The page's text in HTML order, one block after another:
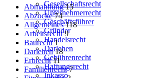
Gesellschaftsrecht
Unternehmerrecht
Geschäftsführer
Gründer
Handelsrecht
Darlehen
Gebührenrecht
Haftungsrecht
Inkasso
Abmahnung 15
Abzocke 74
Allgemeines 118
Arbeitsrecht 9
Baurecht 1
Darlehen 18
Erbrecht 11
Familienrecht 7